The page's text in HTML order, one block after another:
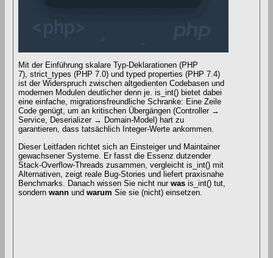
Mit der Einführung skalare Typ-Deklarationen (PHP
7), strict_types (PHP 7.0) und typed properties (PHP 7.4)
ist der Widerspruch zwischen altgedienten Codebasen und
modernen Modulen deutlicher denn je. is_int() bietet dabei
eine einfache, migrationsfreundliche Schranke: Eine Zeile
Code genügt, um an kritischen Übergängen (Controller →
Service, Deserializer → Domain-Model) hart zu
garantieren, dass tatsächlich Integer-Werte ankommen.
Dieser Leitfaden richtet sich an Einsteiger und Maintainer
gewachsener Systeme. Er fasst die Essenz dutzender
Stack-Overflow-Threads zusammen, vergleicht is_int() mit
Alternativen, zeigt reale Bug-Stories und liefert praxisnahe
Benchmarks. Danach wissen Sie nicht nur was is_int() tut,
sondern wann und warum Sie sie (nicht) einsetzen.